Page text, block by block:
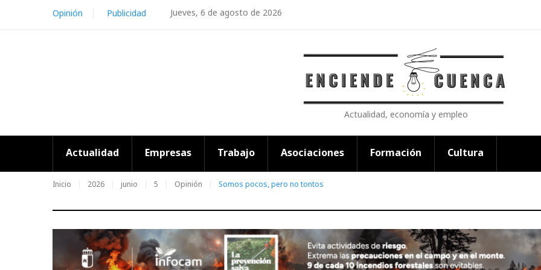
content
Jueves, 6 de agosto de 2026
Opinión Publicidad
Actualidad, economía y empleo
Actualidad Empresas Trabajo Asociaciones Formación Cultura
Inicio 2026 junio 5 Opinión Somos pocos, pero no tontos